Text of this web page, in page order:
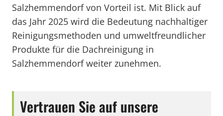
Salzhemmendorf von Vorteil ist. Mit Blick auf
das Jahr 2025 wird die Bedeutung nachhaltiger
Reinigungsmethoden und umweltfreundlicher
Produkte für die Dachreinigung in
Salzhemmendorf weiter zunehmen.
Vertrauen Sie auf unsere